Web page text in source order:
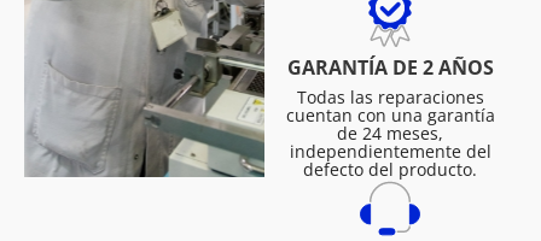
GARANTÍA DE 2 AÑOS
Todas las reparaciones
cuentan con una garantía
de 24 meses,
independientemente del
defecto del producto.